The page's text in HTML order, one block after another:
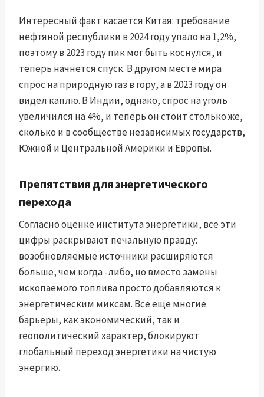
Интересный факт касается Китая: требование
нефтяной республики в 2024 году упало на 1,2%,
поэтому в 2023 году пик мог быть коснулся, и
теперь начнется спуск. В другом месте мира
спрос на природную газ в гору, а в 2023 году он
видел каплю. В Индии, однако, спрос на уголь
увеличился на 4%, и теперь он стоит столько же,
сколько и в сообществе независимых государств,
Южной и Центральной Америки и Европы.
Препятствия для энергетического
перехода
Согласно оценке института энергетики, все эти
цифры раскрывают печальную правду:
возобновляемые источники расширяются
больше, чем когда -либо, но вместо замены
ископаемого топлива просто добавляются к
энергетическим миксам. Все еще многие
барьеры, как экономический, так и
геополитический характер, блокируют
глобальный переход энергетики на чистую
энергию.